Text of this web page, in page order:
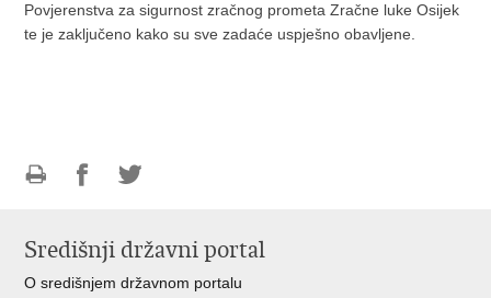
Povjerenstva za sigurnost zračnog prometa Zračne luke Osijek
te je zaključeno kako su sve zadaće uspješno obavljene.
FacebookuTwitteru
Središnji državni portal
O središnjem državnom portalu